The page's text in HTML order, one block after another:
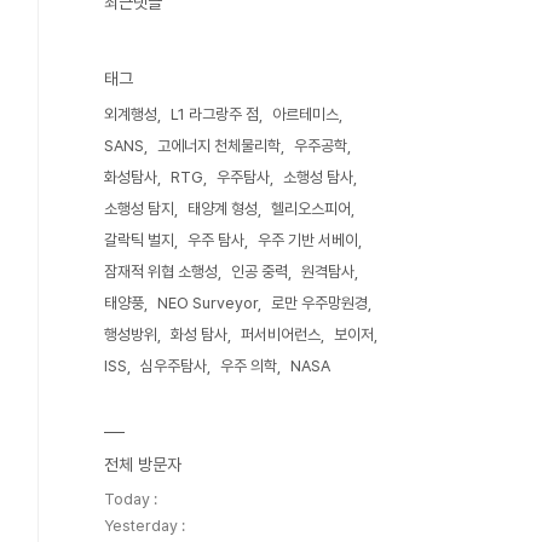
태그
외계행성 L1 라그랑주 점
아르테미스
SANS
고에너지 천체물리학
우주공학
화성탐사
RTG 우주탐사
소행성 탐사
소행성 탐지
태양계 형성
헬리오스피어
갈락틱 벌지
우주 탐사
우주 기반 서베이
잠재적 위협 소행성
인공 중력
원격탐사
태양풍
NEO Surveyor
로만 우주망원경
행성방위
화성 탐사 퍼서비어런스
보이저
ISS
심우주탐사 우주 의학 NASA
전체 방문자
Today :
Yesterday :